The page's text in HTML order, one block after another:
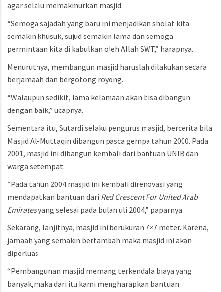
agar selalu memakmurkan masjid.
“Semoga sajadah yang baru ini menjadikan sholat kita
semakin khusuk, sujud semakin lama dan semoga
permintaan kita di kabulkan oleh Allah SWT,” harapnya.
Menurutnya, membangun masjid haruslah dilakukan secara
berjamaah dan bergotong royong.
“Walaupun sedikit, lama kelamaan akan bisa dibangun
dengan baik,” ucapnya.
Sementara itu, Sutardi selaku pengurus masjid, bercerita bila
Masjid Al-Muttaqin dibangun pasca gempa tahun 2000. Pada
2001, masjid ini dibangun kembali dari bantuan UNIB dan
warga setempat.
“Pada tahun 2004 masjid ini kembali direnovasi yang
mendapatkan bantuan dari Red Crescent For United Arab
Emiratesyang selesai pada bulan uli 2004,” paparnya.
Sekarang, lanjitnya, masjid ini berukuran 7×7 meter. Karena,
jamaah yang semakin bertambah maka masjid ini akan
diperluas.
“Pembangunan masjid memang terkendala biaya yang
banyak,maka dari itu kami mengharapkan bantuan